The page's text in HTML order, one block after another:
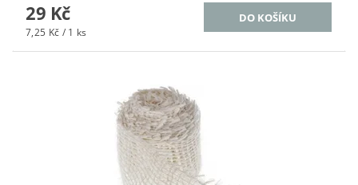
29 Kč
7,25 Kč / 1 ks